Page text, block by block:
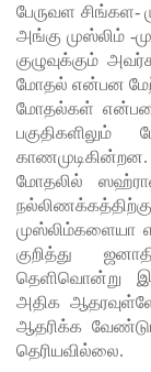
தண்ட
னைக்கு
எதிரான
மேல்மு
றையீட்டு
விசார
ணை
செப்டம்பர்
23 வரை
ஒத்திவைப்
பேருவள சிங்கள-
அங்கு முஸ்லிம் -
குழுவுக்கும்
மோதல் என்பன
மோதல்கள்
பகுதிகளிலும்
மோதலில்
முஸ்லிம்களையா
குறித்து
தெளிவொன்று
அதிக
ஆதரிக்க
தெரியவில்லை.